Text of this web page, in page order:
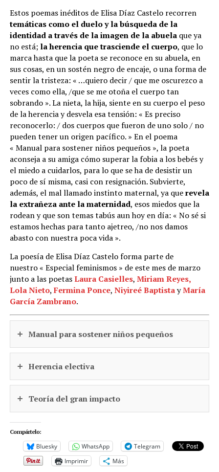
Estos poemas inéditos de Elisa Díaz Castelo recorren
temáticas como el duelo y la búsqueda de la
identidad a través de la imagen de la abuela que ya
no está; la herencia que trasciende el cuerpo, que lo
marca hasta que la poeta se reconoce en su abuela, en
sus cosas, en un sostén negro de encaje, o una forma de
sentir la tristeza: « …quiero decir / que me oscurezco a
veces como ella, /que se me otoña el cuerpo tan
sobrando ». La nieta, la hija, siente en su cuerpo el peso
de la herencia y desvela esa tensión: « Es preciso
reconocerlo: / dos cuerpos que fueron de uno solo / no
pueden tener un origen pacífico. » En el poema
« Manual para sostener niños pequeños », la poeta
aconseja a su amiga cómo superar la fobia a los bebés y
el miedo a cuidarlos, para lo que se ha de desistir un
poco de sí misma, casi con resignación. Subvierte,
además, el mal llamado instinto maternal, ya querevela
la extrañeza ante la maternidad, esos miedos que la
rodean y que son temas tabús aun hoy en día: « No sé si
estamos hechas para tanto ajetreo, /no nos damos
abasto con nuestra poca vida ».
La poesía de Elisa Díaz Castelo forma parte de
nuestro « Especial feminismos » de este mes de marzo
junto a las poetasLaura Casielles, Miriam Reyes,
Lola Nieto, Fermina Ponce, Niyireé BaptistayMaría
García Zambrano.
Manual para sostener niños pequeños
Herencia electiva
Teoría del gran impacto
Compártelo:
Bluesky WhatsApp
Telegram
Imprimir
Más